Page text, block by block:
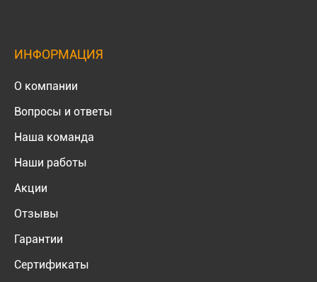
ИНФОРМАЦИЯ
О компании
Вопросы и ответы
Наша команда
Наши работы
Акции
Отзывы
Гарантии
Сертификаты